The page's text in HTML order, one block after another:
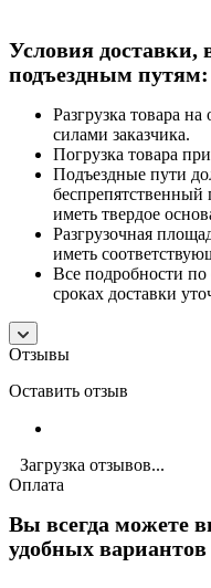
Условия доставки,
подъездным путям:
Разгрузка товара на
силами заказчика.
Погрузка товара
Подъездные пути
беспрепятственный
иметь твердое
Разгрузочная
иметь
Все подробности по
сроках доставки
Отзывы
Оставить отзыв
Загрузка отзывов...
Оплата
Вы всегда можете
удобных